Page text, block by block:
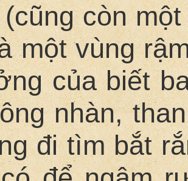
(cũng còn
một vùng
của biết
nhàn,
đi tìm bắt